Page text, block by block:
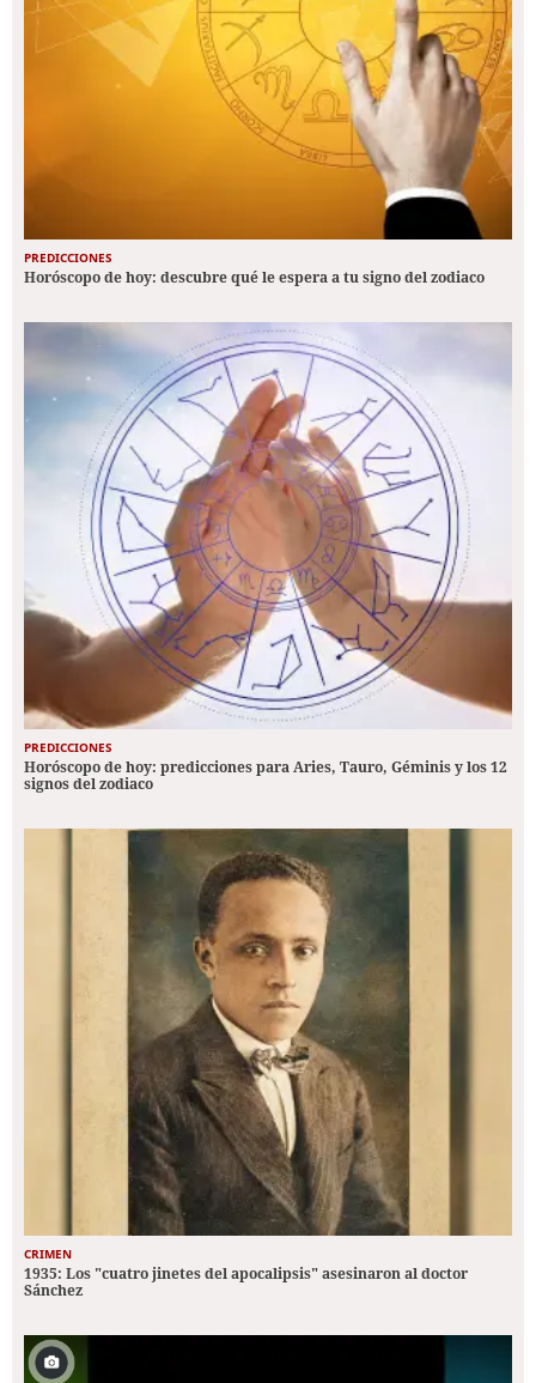
PREDICCIONES
Horóscopo de hoy: descubre qué le espera a tu signo del zodiaco
PREDICCIONES
Horóscopo de hoy: predicciones para Aries, Tauro, Géminis y los 12
signos del zodiaco
CRIMEN
1935: Los "cuatro jinetes del apocalipsis" asesinaron al doctor
Sánchez